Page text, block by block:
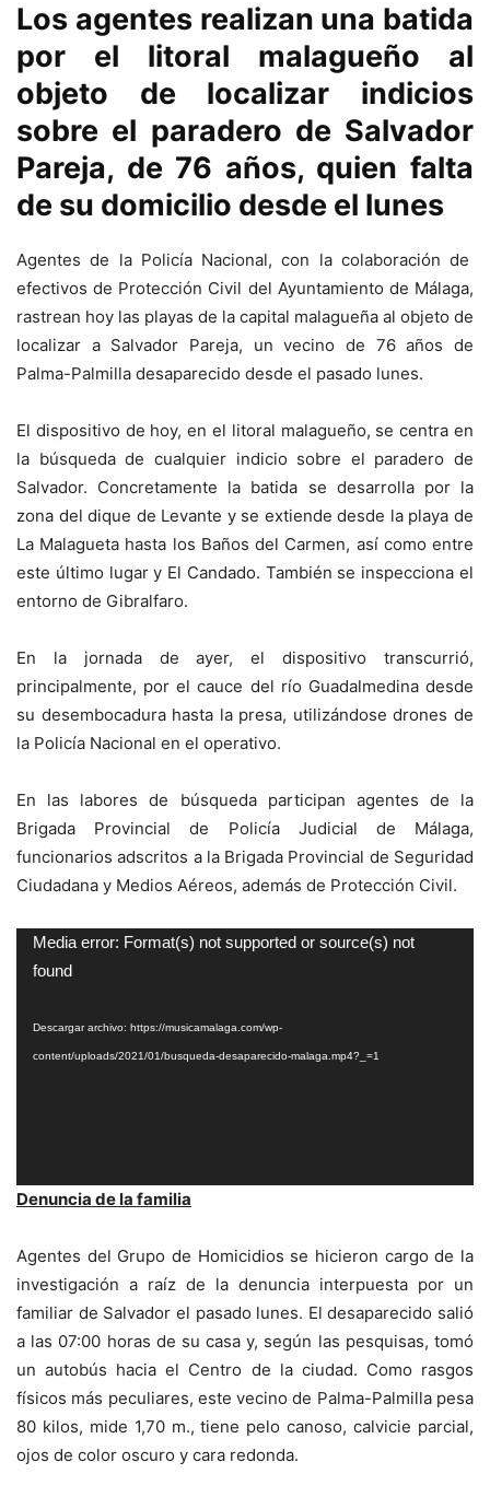
Los agentes realizan una batida
por el litoral malagueño al
objeto de localizar indicios
sobre el paradero de Salvador
Pareja, de 76 años, quien falta
de su domicilio desde el lunes
Agentes de la Policía Nacional, con la colaboración de
efectivos de Protección Civil del Ayuntamiento de Málaga,
rastrean hoy las playas de la capital malagueña al objeto de
localizar a Salvador Pareja, un vecino de 76 años de
Palma-Palmilla desaparecido desde el pasado lunes.
El dispositivo de hoy, en el litoral malagueño, se centra en
la búsqueda de cualquier indicio sobre el paradero de
Salvador. Concretamente la batida se desarrolla por la
zona del dique de Levante y se extiende desde la playa de
La Malagueta hasta los Baños del Carmen, así como entre
este último lugar y El Candado. También se inspecciona el
entorno de Gibralfaro.
En la jornada de ayer, el dispositivo transcurrió,
principalmente, por el cauce del río Guadalmedina desde
su desembocadura hasta la presa, utilizándose drones de
la Policía Nacional en el operativo.
En las labores de búsqueda participan agentes de la
Brigada Provincial de Policía Judicial de Málaga,
funcionarios adscritos a la Brigada Provincial de Seguridad
Ciudadana y Medios Aéreos, además de Protección Civil.
Reproductor
de
Media error: Format(s) not supported or source(s) not
found
Descargar archivo: https://musicamalaga.com/wp-
content/uploads/2021/01/busqueda-desaparecido-malaga.mp4?_=1
Denuncia de la familia
Agentes del Grupo de Homicidios se hicieron cargo de la
investigación a raíz de la denuncia interpuesta por un
familiar de Salvador el pasado lunes. El desaparecido salió
a las 07:00 horas de su casa y, según las pesquisas, tomó
un autobús hacia el Centro de la ciudad. Como rasgos
físicos más peculiares, este vecino de Palma-Palmilla pesa
80 kilos, mide 1,70 m., tiene pelo canoso, calvicie parcial,
ojos de color oscuro y cara redonda.